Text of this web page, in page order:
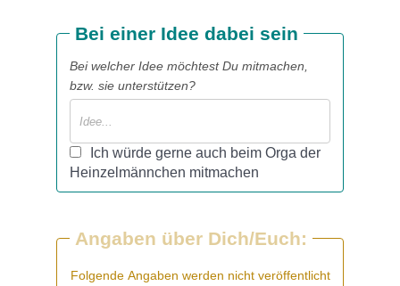
Bei einer Idee dabei sein
Bei welcher Idee möchtest Du mitmachen,
bzw. sie unterstützen?
Heinzelmännchen mitmachen
Angaben über Dich/Euch:
Folgende Angaben werden nicht veröffentlicht